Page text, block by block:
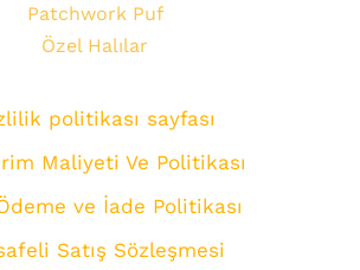
Patchwork Puf
Özel Halılar
politikası sayfası
Maliyeti Ve Politikası
ve İade Politikası
Satış Sözleşmesi